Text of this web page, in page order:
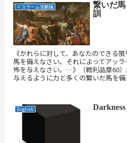
イスラーム法新論
繋いだ
訓
《かれらに対して、あなたのできる
馬を備えなさい。それによってアッ
怖を与えなさい。…》（戦利品章60
与えるように力と多くの繋いだ馬を
English